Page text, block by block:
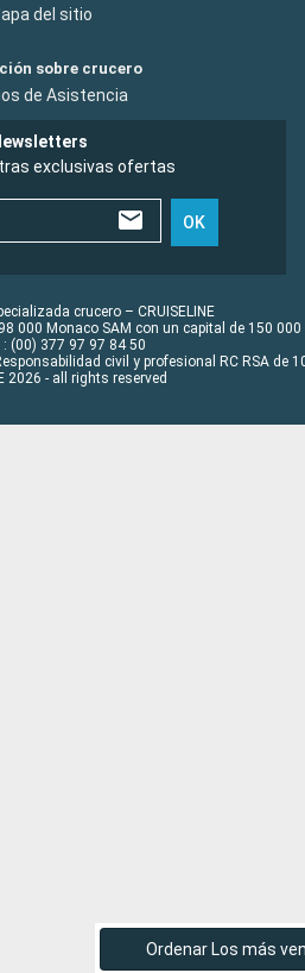
Ordenar Los más
del sitio
sobre crucero
de Asistencia
exclusivas ofertas
OK
crucero – CRUISELINE
000 Monaco SAM con un capital de 150 000
(00) 377 97 97 84 50
civil y profesional RC RSA de
2026 - all rights reserved